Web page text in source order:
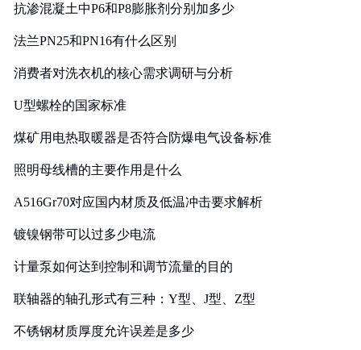
抗渗混凝土中P6和P8膨胀剂分别加多少
法兰PN25和PN16有什么区别
消费者对洗衣机的核心需求调研与分析
U型螺栓的国家标准
煤矿用电热取暖器是否符合防爆电气设备标准
照明母线槽的主要作用是什么
A516Gr70对应国内材质及低温冲击要求解析
镀镍钢带可以过多少电流
计量泵如何达到控制和调节流量的目的
联轴器的轴孔形式有三种：Y型、J型、Z型
不锈钢材质厚度允许误差是多少